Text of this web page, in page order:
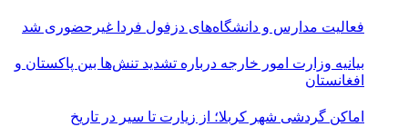
فعالیت مدارس و دانشگاه‌های دزفول فردا غیرحضوری شد
بیانیه وزارت امور خارجه درباره تشدید تنش‌ها بین پاکستان و
افغانستان
اماکن گردشی شهر کربلا؛ از زیارت تا سیر در تاریخ